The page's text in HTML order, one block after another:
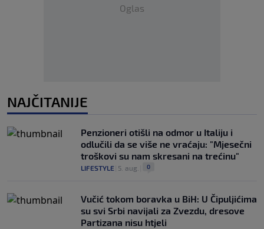
Oglas
NAJČITANIJE
Penzioneri otišli na odmor u Italiju i
odlučili da se više ne vraćaju: "Mjesečni
troškovi su nam skresani na trećinu"
LIFESTYLE 5. aug. 0
Vučić tokom boravka u BiH: U Čipuljićima
su svi Srbi navijali za Zvezdu, dresove
Partizana nisu htjeli